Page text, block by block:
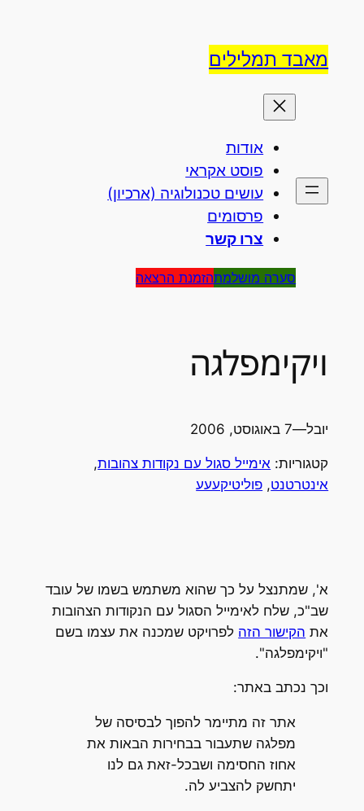
מאבד תמלילים
אודות
פוסט אקראי
עושים טכנולוגיה (ארכיון)
פרסומים
צרו קשר
סערה מושלמתהזמנת הרצאה
ויקימפלגה
יובל—7 באוגוסט, 2006
קטגוריות: אימייל סגול עם נקודות צהובות,
אינטרטנט, פוליטיקעעע
א', שמתנצל על כך שהוא משתמש בשמו של עובד
שב"כ, שלח לאימייל הסגול עם הנקודות הצהובות
את הקישור הזה לפרויקט שמכנה את עצמו בשם
"ויקימפלגה".
וכך נכתב באתר:
אתר זה מתיימר להפוך לבסיסה של
מפלגה שתעבור בבחירות הבאות את
אחוז החסימה ושבכל-זאת גם לנו
יתחשק להצביע לה.